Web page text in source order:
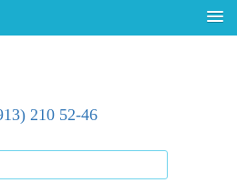
210 52-46